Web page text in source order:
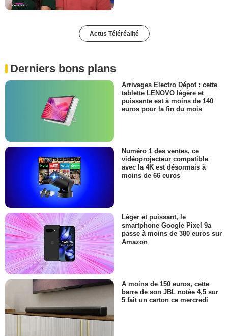
Actus Téléréalité
Derniers bons plans
Arrivages Electro Dépot : cette
tablette LENOVO légère et
puissante est à moins de 140
euros pour la fin du mois
Numéro 1 des ventes, ce
vidéoprojecteur compatible
avec la 4K est désormais à
moins de 66 euros
Léger et puissant, le
smartphone Google Pixel 9a
passe à moins de 380 euros sur
Amazon
A moins de 150 euros, cette
barre de son JBL notée 4,5 sur
5 fait un carton ce mercredi